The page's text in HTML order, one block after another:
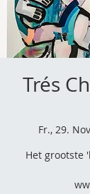
Trés
Fr., 29.
Het grootste